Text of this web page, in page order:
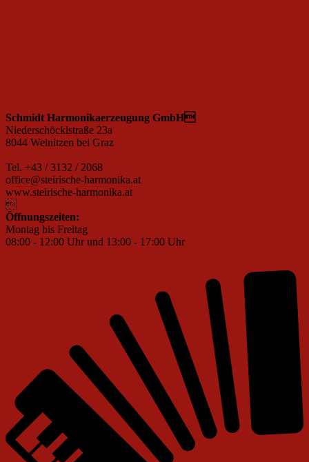
Schmidt Harmonikaerzeugung GmbH
Niederschöcklstraße 23a
8044 Weinitzen bei Graz
Tel. +43 / 3132 / 2068
office@steirische-harmonika.at
www.steirische-harmonika.at

Öffnungszeiten:
Montag bis Freitag
08:00 - 12:00 Uhr und 13:00 - 17:00 Uhr